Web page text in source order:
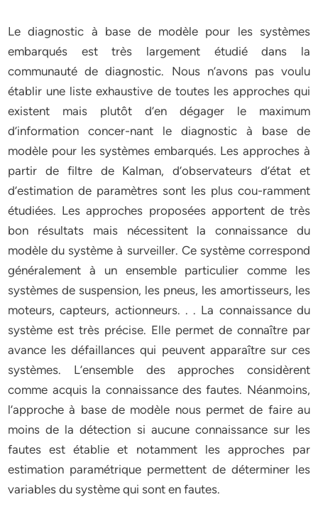
Le diagnostic à base de modèle pour les systèmes
embarqués est très largement étudié dans la
communauté de diagnostic. Nous n’avons pas voulu
établir une liste exhaustive de toutes les approches qui
existent mais plutôt d’en dégager le maximum
d’information concer-nant le diagnostic à base de
modèle pour les systèmes embarqués. Les approches à
partir de filtre de Kalman, d’observateurs d’état et
d’estimation de paramètres sont les plus cou-ramment
étudiées. Les approches proposées apportent de très
bon résultats mais nécessitent la connaissance du
modèle du système à surveiller. Ce système correspond
généralement à un ensemble particulier comme les
systèmes de suspension, les pneus, les amortisseurs, les
moteurs, capteurs, actionneurs. . . La connaissance du
système est très précise. Elle permet de connaître par
avance les défaillances qui peuvent apparaître sur ces
systèmes. L’ensemble des approches considèrent
comme acquis la connaissance des fautes. Néanmoins,
l’approche à base de modèle nous permet de faire au
moins de la détection si aucune connaissance sur les
fautes est établie et notamment les approches par
estimation paramétrique permettent de déterminer les
variables du système qui sont en fautes.